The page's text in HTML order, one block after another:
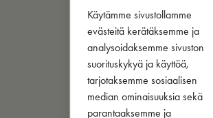
Käytämme sivustollamme
evästeitä kerätäksemme ja
analysoidaksemme sivuston
suorituskykyä ja käyttöä,
tarjotaksemme sosiaalisen
median ominaisuuksia sekä
parantaaksemme ja